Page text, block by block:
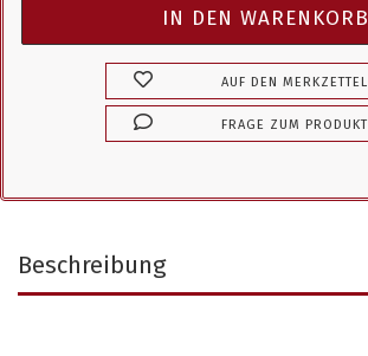
AUF DEN MERKZETTEL
FRAGE ZUM PRODUKT
Beschreibung